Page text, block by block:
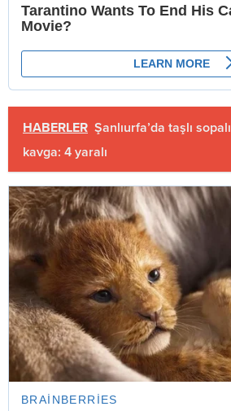
HABERLER Şanlıurfa’da taşlı sopalı
kavga: 4 yaralı